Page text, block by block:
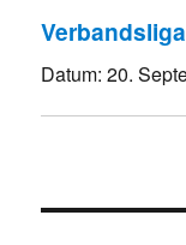
Datum:20.